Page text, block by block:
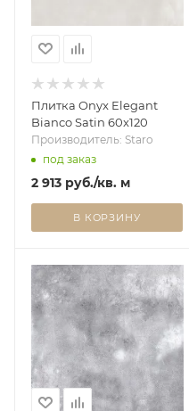
Плитка Onyx Elegant
Bianco Satin 60x120
Производитель: Staro
под заказ
2 913 руб./кв. м
В КОРЗИНУ